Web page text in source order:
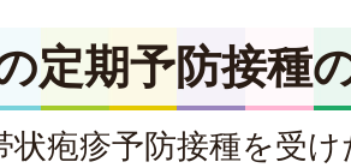
定期予防接種
状疱疹予防接種を受